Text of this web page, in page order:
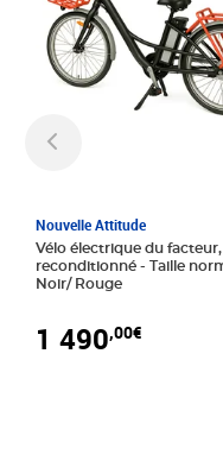
Nouvelle Attitude
Vélo électrique du facteur,
reconditionné - Taille normale -
Noir/ Rouge
1 490,00€